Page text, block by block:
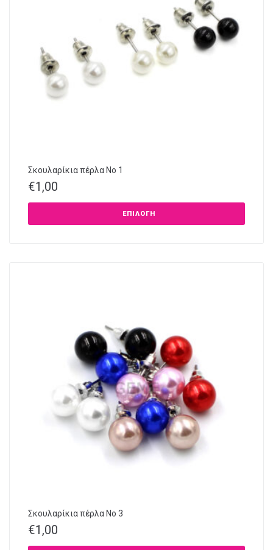
Σκουλαρίκια πέρλα Νο 1
€1,00
ΕΠΙΛΟΓΉ
Σκουλαρίκια πέρλα No 3
€1,00